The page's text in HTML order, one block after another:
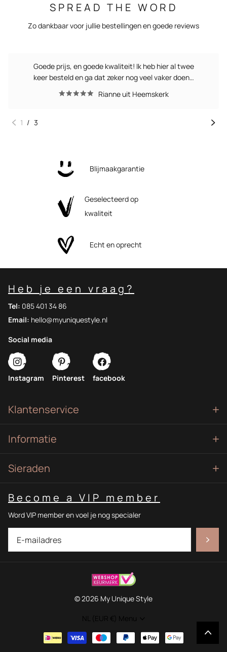
SPREAD THE WORD
Zo dankbaar voor jullie bestellingen en goede reviews
Goede prijs, en goede kwaliteit! Ik heb hier al twee
keer besteld en ga dat zeker nog veel vaker doen…
Rianne uit Heemskerk
1 / 3
Blijmaakgarantie
Geselecteerd op
kwaliteit
Echt en oprecht
Klantenservice
Informatie
Sieraden
Become a VIP member
Word VIP member en voel je nog specialer
Heb je een vraag?
Tel: 085 401 34 86
Email: hello@myuniquestyle.nl
Social media
Instagram Pinterest facebook
©2026 My Unique Style
NL (EUR €) Menu